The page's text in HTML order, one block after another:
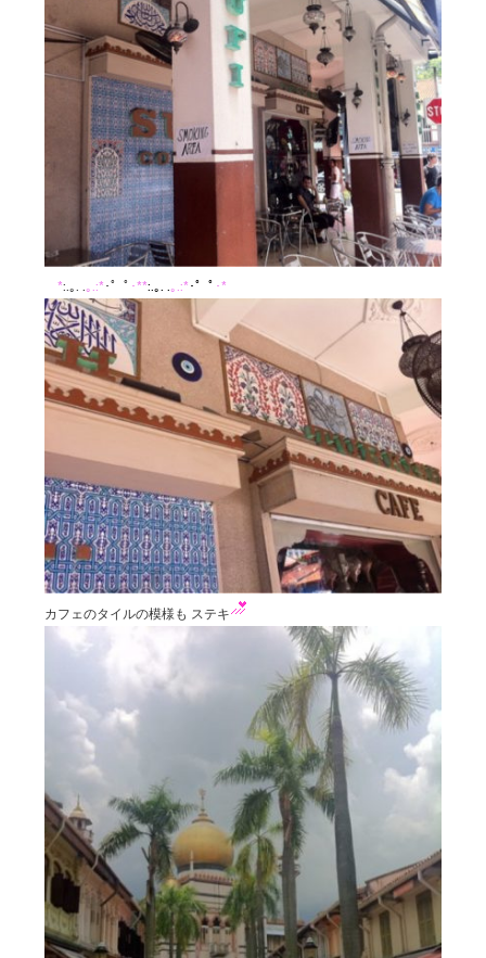
*:.｡. . ｡.:* ･゜ﾟ ･**:.｡. . ｡.:* ･゜ﾟ ･*
カフェのタイルの模様も ステキ